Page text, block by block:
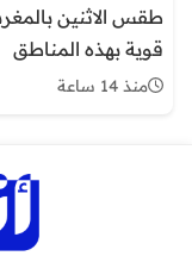
طقس الاثنين
قوية بهذه المناطق
منذ 14 ساعة